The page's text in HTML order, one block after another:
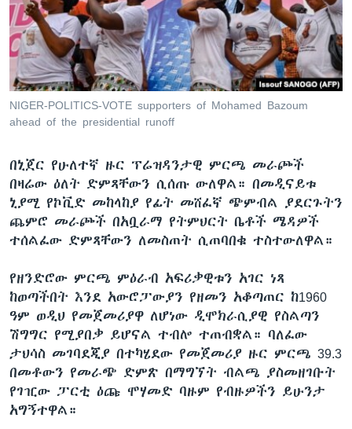
ቋንቋዎች
NIGER-POLITICS-VOTE supporters of Mohamed Bazoum
ahead of the presidential runoff
በኒጀር የሁለተኛ ዙር ፕሬዝዳንታዊ ምርጫ መራጮች
በዛሬው ዕለት ድምጻቸውን ሲሰጡ ውለዋል። በመዲናይቱ
ኒያሚ የኮቪድ መከላከያ የፊት መሸፈኛ ጭምብል ያደርጉትን
ጨምሮ መራጮች በአቧራማ የትምህርት ቤቶች ሜዳዎች
ተሰልፈው ድምጻቸውን ለመስጠት ሲጠባበቁ ተስተውለዋል።
የዘንድሮው ምርጫ ምዕራብ አፍሪቃዊቱን አገር ነጻ
ከወጣችበት እንደ አውሮፓውያን የዘመን አቆጣጠር ከ1960
ዓም ወዲህ የመጀመሪያዋ ለሆነው ዲሞክራሲያዊ የስልጣን
ሽግግር የሚያበቃ ይሆናል ተብሎ ተጠብቋል። ባለፈው
ታህሳስ መገባደጂያ በተካሄደው የመጀመሪያ ዙር ምርጫ 39.3
በመቶውን የመራጭ ድምጽ በማግኘት ብልጫ ያስመዘገቡት
የገዢው ፓርቲ ዕጩ ሞሃመድ ባዙም የብዙዎችን ይሁንታ
አግኝተዋል።